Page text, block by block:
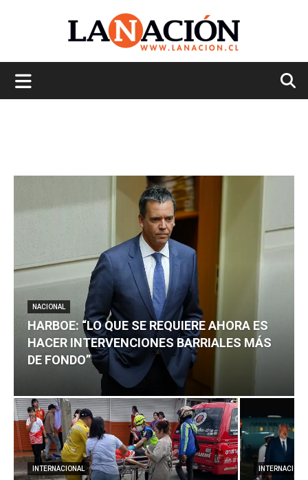
NACIONAL
HARBOE: “LO QUE SE REQUIERE AHORA ES
HACER INTERVENCIONES BARRIALES MÁS
DE FONDO”
INTERNACIONAL